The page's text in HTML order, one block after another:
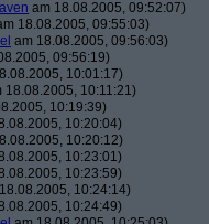
am 18.08.2005, 09:52:07)
18.08.2005, 09:55:03)
am 18.08.2005, 09:56:03)
09:56:19)
10:01:17)
18.08.2005, 10:11:21)
10:19:39)
10:20:04)
10:20:12)
10:23:01)
10:23:59)
10:24:14)
10:24:49)